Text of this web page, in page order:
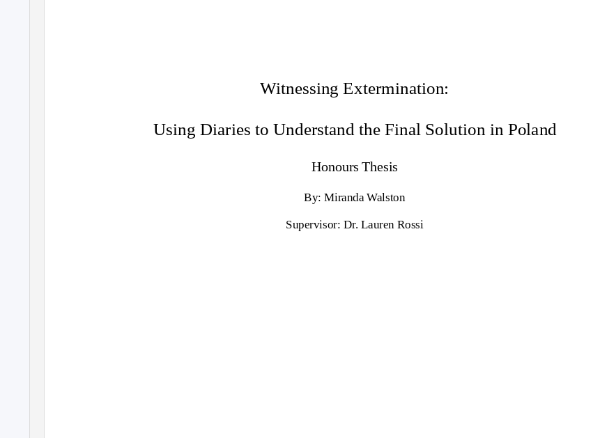
Witnessing Extermination:
Using Diaries to Understand the Final Solution in Poland
Honours Thesis
By: Miranda Walston
Supervisor: Dr. Lauren Rossi